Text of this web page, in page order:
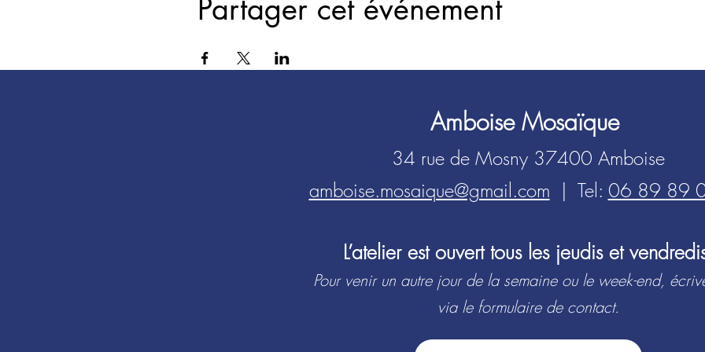
Partager cet événement
Amboise Mosaïque
34 rue de Mosny 37400 Amboise
amboise.mosaique@gmail.com | Tel: 06 89 89
​L’atelier est ouvert tous les jeudis et
Pour venir un autre jour de la semaine ou le week-end,
via le formulaire de contact.